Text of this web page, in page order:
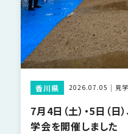
香川県 2026.07.05 見
7月4日（土）・5日（
学会を開催しました